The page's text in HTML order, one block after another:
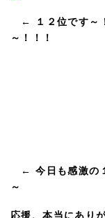
← １２位です～
～！！！
← 今日も感激の
～
応援、本当にあり